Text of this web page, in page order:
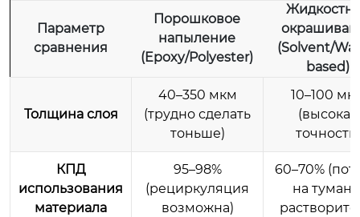
Параметр
сравнения
Порошковое
напыление
(Epoxy/Polyester)
(Solvent/
based)
Толщина слоя
40–350 мкм
(трудно сделать
тоньше)
10–100
(высокая
точность)
КПД
использования
материала
95–98%
(рециркуляция
возможна)
60–70%
на туман